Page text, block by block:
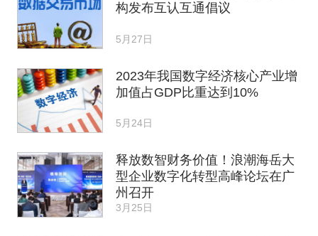
构发布互认互通倡议
5月27日
2023年我国数字经济核心产业增
加值占GDP比重达到10%
5月24日
释放数智财务价值！浪潮海岳大
型企业数字化转型高峰论坛在广
州召开
3月25日